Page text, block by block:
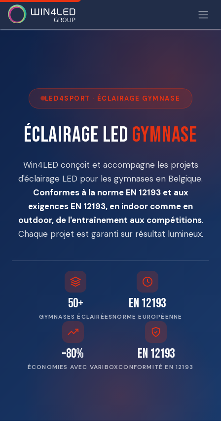
LED4SPORT · ÉCLAIRAGE GYMNASE
Éclairage LED gymnase
Win4LED conçoit et accompagne les projets
d'éclairage LED pour les gymnases en Belgique.
Conformes à la norme EN 12193 et aux
exigences EN 12193, en indoor comme en
outdoor, de l'entraînement aux compétitions.
Chaque projet est garanti sur résultat lumineux.
50+
GYMNASES ÉCLAIRÉES
EN 12193
NORME EUROPÉENNE
–80%
ÉCONOMIES AVEC VARIBOX
EN 12193
CONFORMITÉ EN 12193